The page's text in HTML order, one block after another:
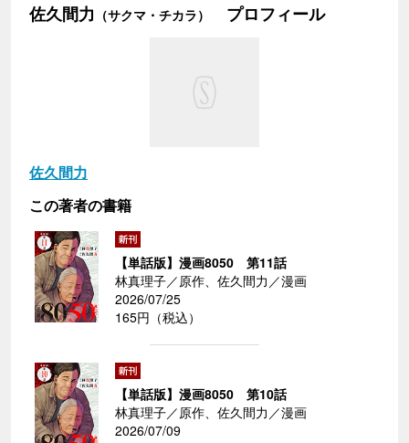
佐久間力 （サクマ・チカラ） プロフィール
佐久間力
この著者の書籍
【単話版】漫画8050 第11話
林真理子／原作、佐久間力／漫画
2026/07/25
165円（税込）
【単話版】漫画8050 第10話
林真理子／原作、佐久間力／漫画
2026/07/09